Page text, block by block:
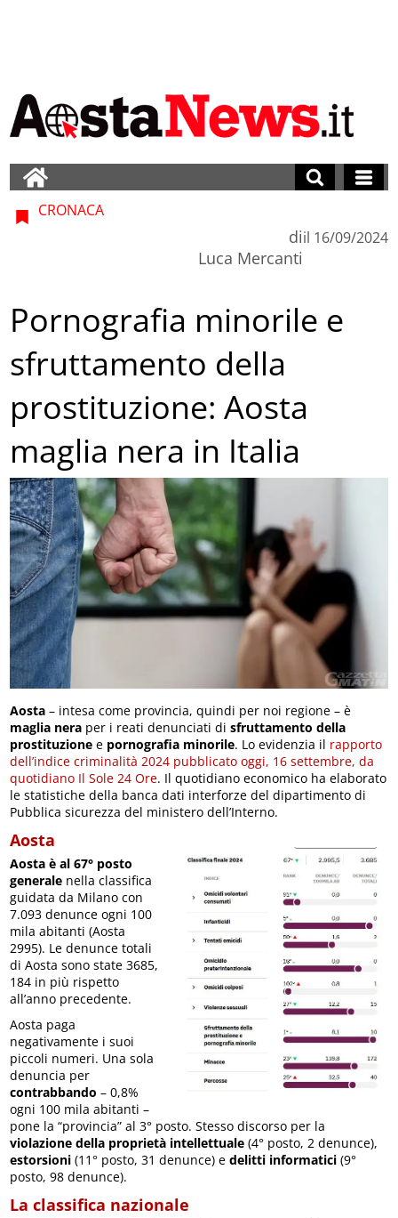
CRONACA
di
Luca Mercanti
il 16/09/2024
Pornografia minorile e
sfruttamento della
prostituzione: Aosta
maglia nera in Italia
Aosta – intesa come provincia, quindi per noi regione – è
maglia nera per i reati denunciati disfruttamento della
prostituzione e pornografia minorile. Lo evidenzia il rapporto
dell’indice criminalità 2024 pubblicato oggi, 16 settembre, da
quotidiano Il Sole 24 Ore. Il quotidiano economico ha elaborato
le statistiche della banca dati interforze del dipartimento di
Pubblica sicurezza del ministero dell’Interno.
Aosta
Aosta è al 67° posto
generale nella classifica
guidata da Milano con
7.093 denunce ogni 100
mila abitanti (Aosta
2995). Le denunce totali
di Aosta sono state 3685,
184 in più rispetto
all’anno precedente.
Aosta paga
negativamente i suoi
piccoli numeri. Una sola
denuncia per
contrabbando – 0,8%
ogni 100 mila abitanti –
pone la “provincia” al 3° posto. Stesso discorso per la
violazione della proprietà intellettuale (4° posto, 2 denunce),
estorsioni (11° posto, 31 denunce) edelitti informatici (9°
posto, 98 denunce).
La classifica nazionale